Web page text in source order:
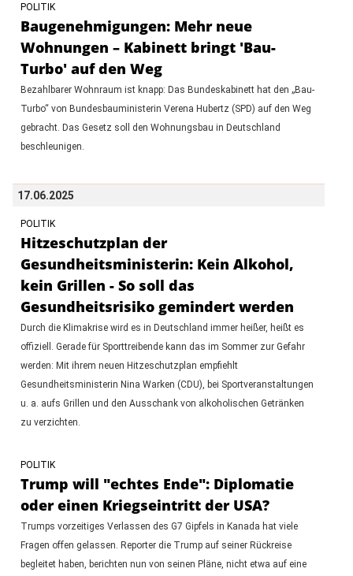
POLITIK
Baugenehmigungen: Mehr neue
Wohnungen – Kabinett bringt 'Bau-
Turbo' auf den Weg
Bezahlbarer Wohnraum ist knapp: Das Bundeskabinett hat den „Bau-
Turbo“ von Bundesbauministerin Verena Hubertz (SPD) auf den Weg
gebracht. Das Gesetz soll den Wohnungsbau in Deutschland
beschleunigen.
17.06.2025
POLITIK
Hitzeschutzplan der
Gesundheitsministerin: Kein Alkohol,
kein Grillen - So soll das
Gesundheitsrisiko gemindert werden
Durch die Klimakrise wird es in Deutschland immer heißer, heißt es
offiziell. Gerade für Sporttreibende kann das im Sommer zur Gefahr
werden: Mit ihrem neuen Hitzeschutzplan empfiehlt
Gesundheitsministerin Nina Warken (CDU), bei Sportveranstaltungen
u. a. aufs Grillen und den Ausschank von alkoholischen Getränken
zu verzichten.
POLITIK
Trump will "echtes Ende": Diplomatie
oder einen Kriegseintritt der USA?
Trumps vorzeitiges Verlassen des G7 Gipfels in Kanada hat viele
Fragen offen gelassen. Reporter die Trump auf seiner Rückreise
begleitet haben, berichten nun von seinen Pläne, nicht etwa auf eine